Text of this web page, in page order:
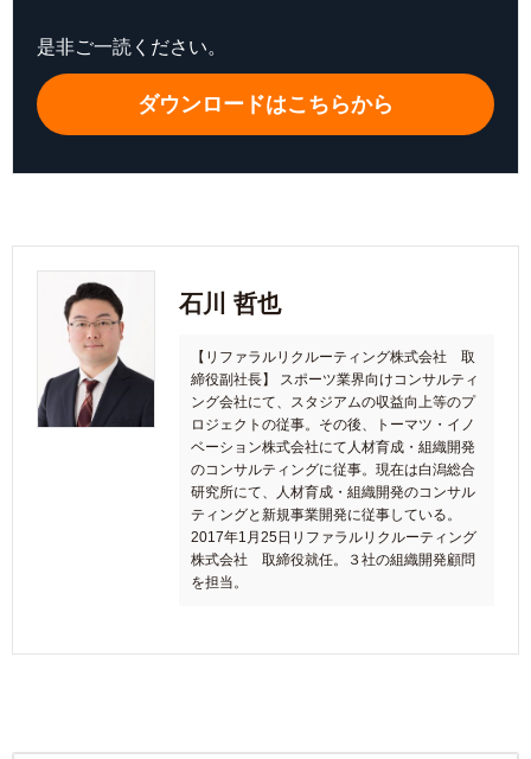
是非ご一読ください。
ダウンロードはこちらから
石川 哲也
【リファラルリクルーティング株式会社 取
締役副社長】 スポーツ業界向けコンサルティ
ング会社にて、スタジアムの収益向上等のプ
ロジェクトの従事。その後、トーマツ・イノ
ベーション株式会社にて人材育成・組織開発
のコンサルティングに従事。現在は白潟総合
研究所にて、人材育成・組織開発のコンサル
ティングと新規事業開発に従事している。
2017年1月25日リファラルリクルーティング
株式会社 取締役就任。３社の組織開発顧問
を担当。